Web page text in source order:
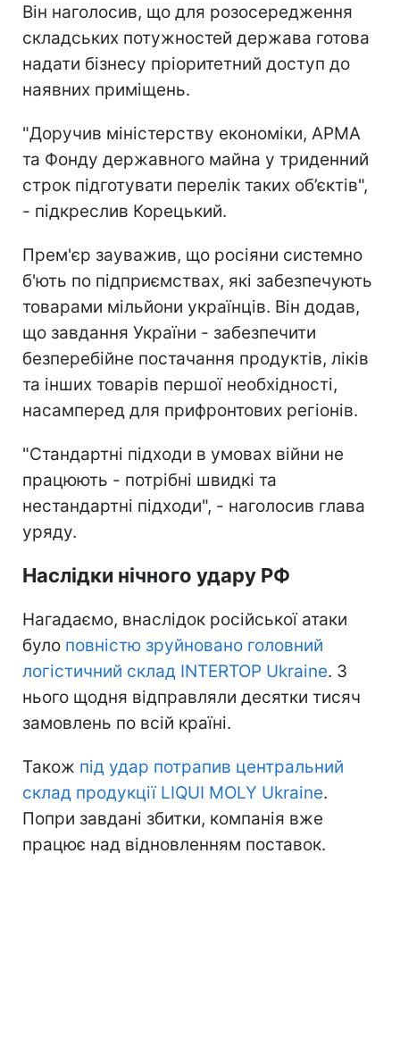
Він наголосив, що для розосередження
складських потужностей держава готова
надати бізнесу пріоритетний доступ до
наявних приміщень.
"Доручив міністерству економіки, АРМА
та Фонду державного майна у триденний
строк підготувати перелік таких об’єктів",
- підкреслив Корецький.
Прем'єр зауважив, що росіяни системно
б'ють по підприємствах, які забезпечують
товарами мільйони українців. Він додав,
що завдання України - забезпечити
безперебійне постачання продуктів, ліків
та інших товарів першої необхідності,
насамперед для прифронтових регіонів.
"Стандартні підходи в умовах війни не
працюють - потрібні швидкі та
нестандартні підходи", - наголосив глава
уряду.
Наслідки нічного удару РФ
Нагадаємо, внаслідок російської атаки
було повністю зруйновано головний
логістичний склад INTERTOP Ukraine. З
нього щодня відправляли десятки тисяч
замовлень по всій країні.
Також під удар потрапив центральний
склад продукції LIQUI MOLY Ukraine.
Попри завдані збитки, компанія вже
працює над відновленням поставок.